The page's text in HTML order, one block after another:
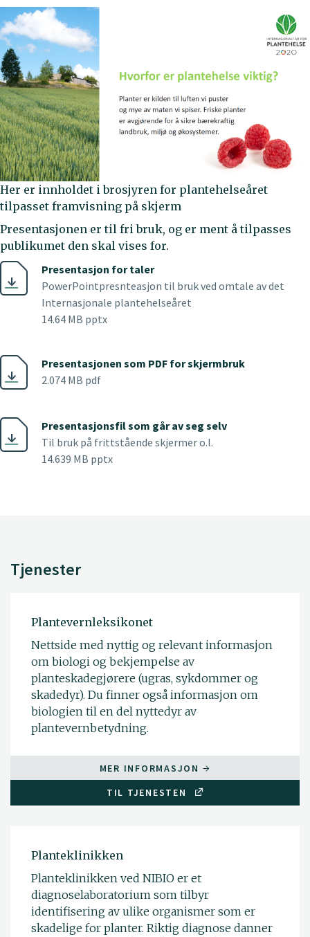
Her er innholdet i brosjyren for plantehelseåret
tilpasset framvisning på skjerm
Presentasjonen er til fri bruk, og er ment å tilpasses
publikumet den skal vises for.
Presentasjon for taler
PowerPointpresnteasjon til bruk ved omtale av det
Internasjonale plantehelseåret
14.64 MB pptx
Presentasjonen som PDF for skjermbruk
2.074 MB pdf
Presentasjonsfil som går av seg selv
Til bruk på frittstående skjermer o.l.
14.639 MB pptx
Tjenester
Plantevernleksikonet
Nettside med nyttig og relevant informasjon
om biologi og bekjempelse av
planteskadegjørere (ugras, sykdommer og
skadedyr). Du finner også informasjon om
biologien til en del nyttedyr av
plantevernbetydning.
MER INFORMASJON
TIL TJENESTEN
Planteklinikken
Planteklinikken ved NIBIO er et
diagnoselaboratorium som tilbyr
identifisering av ulike organismer som er
skadelige for planter. Riktig diagnose danner